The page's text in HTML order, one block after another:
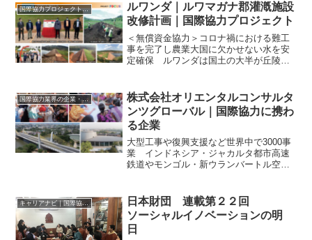
国際協力プロジェクトのリスト
ルワンダ｜ルワマガナ郡灌漑施設
改修計画｜国際協力プロジェクト
＜無償資金協力＞コロナ禍における難工
事を完了し農業大国に欠かせない水を安
定確保 ルワンダは国土の大半が丘陵地
いわれ、丘陵の上部まで農地が広がって
いる。 そうした同国で課...
国際協力業界の企業・団体情報
株式会社オリエンタルコンサルタ
ンツグローバル｜国際協力に携わ
る企業
大型工事や復興支援など世界中で3000事
業 インドネシア・ジャカルタ都市高速
鉄道やモンゴル・新ウランバートル空港
でさまざまな事業に関わってきたのが、
総合開発コンサルタン...
キャリアナビ｜国際協力に携わる企業・団体の情報
日本財団 連載第２２回
ソーシャルイノベーションの明
日